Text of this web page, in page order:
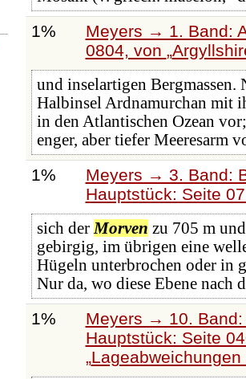
1%
Meyers → 1. Band:
0804, von
und inselartigen
Halbinsel Ardnamurchan mit
in den Atlantischen Ozean
enger, aber tiefer Meeresarm
1%
Meyers → 3. Band:
Hauptstück: Seite
sich der Morven zu 705 m
gebirgig, im übrigen eine
Hügeln unterbrochen oder in
Nur da, wo diese Ebene nach
1%
Meyers → 10.
Hauptstück: Seite